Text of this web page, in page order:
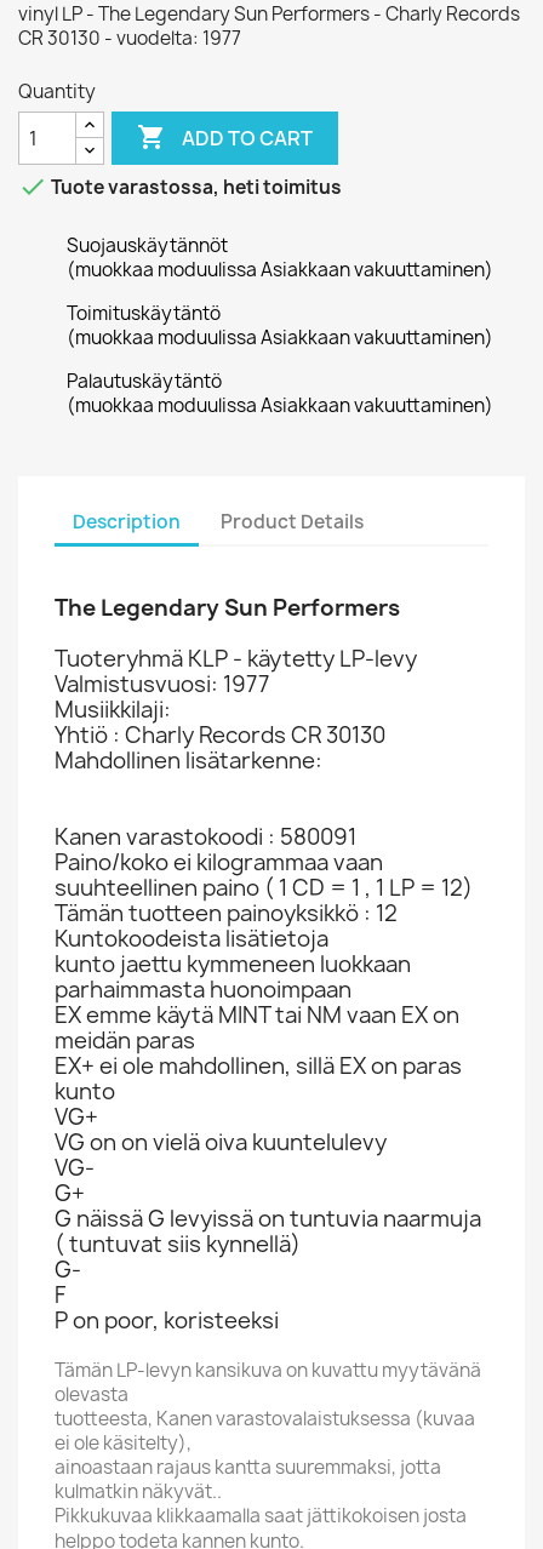
vinyl LP - The Legendary Sun Performers - Charly Records
CR 30130 - vuodelta: 1977
Quantity
 ADD TO CART
 Tuote varastossa, heti toimitus
Suojauskäytännöt
(muokkaa moduulissa Asiakkaan vakuuttaminen)
Toimituskäytäntö
(muokkaa moduulissa Asiakkaan vakuuttaminen)
Palautuskäytäntö
(muokkaa moduulissa Asiakkaan vakuuttaminen)
Description Product Details
The Legendary Sun Performers
Tuoteryhmä KLP - käytetty LP-levy
Valmistusvuosi: 1977
Musiikkilaji:
Yhtiö : Charly Records CR 30130
Mahdollinen lisätarkenne:
Kanen varastokoodi : 580091
Paino/koko ei kilogrammaa vaan
suuhteellinen paino ( 1 CD = 1 , 1 LP = 12)
Tämän tuotteen painoyksikkö : 12
Kuntokoodeista lisätietoja
kunto jaettu kymmeneen luokkaan
parhaimmasta huonoimpaan
EX emme käytä MINT tai NM vaan EX on
meidän paras
EX+ ei ole mahdollinen, sillä EX on paras
kunto
VG+
VG on on vielä oiva kuuntelulevy
VG-
G+
G näissä G levyissä on tuntuvia naarmuja
( tuntuvat siis kynnellä)
G-
F
P on poor, koristeeksi
Tämän LP-levyn kansikuva on kuvattu myytävänä
olevasta
tuotteesta, Kanen varastovalaistuksessa (kuvaa
ei ole käsitelty),
ainoastaan rajaus kantta suuremmaksi, jotta
kulmatkin näkyvät..
Pikkukuvaa klikkaamalla saat jättikokoisen josta
helppo todeta kannen kunto.